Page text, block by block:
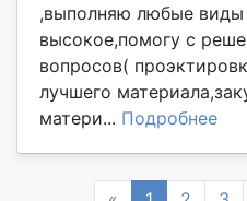
,выполняю любые виды
высокое,помогу с
вопросов(
лучшего
матери... Подробнее